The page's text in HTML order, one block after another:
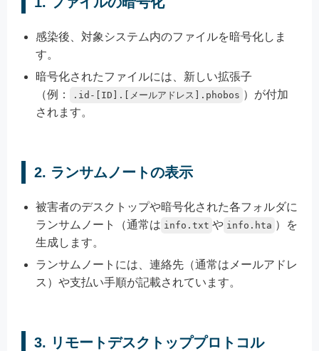
感染後、対象システム内のファイルを暗号化しま
す。
暗号化されたファイルには、新しい拡張子
（例：
.id-[ID].[メールアドレス].phobos ）が付加
されます。
2. ランサムノートの表示
被害者のデスクトップや暗号化された各フォルダに
ランサムノート（通常は info.txt や info.hta ）を
生成します。
ランサムノートには、連絡先（通常はメールアドレ
ス）や支払い手順が記載されています。
3. リモートデスクトッププロトコル